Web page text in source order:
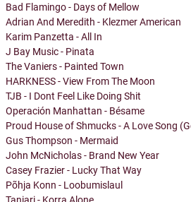
Bad Flamingo - Days of Mellow
Adrian And Meredith - Klezmer American
Karim Panzetta - All In
J Bay Music - Pinata
The Vaniers - Painted Town
HARKNESS - View From The Moon
TJB - I Dont Feel Like Doing Shit
Operación Manhattan - Bésame
Proud House of Shmucks - A Love Song
Gus Thompson - Mermaid
John McNicholas - Brand New Year
Casey Frazier - Lucky That Way
Põhja Konn - Loobumislaul
Taniari - Korra Alone